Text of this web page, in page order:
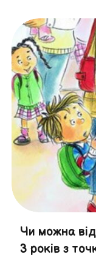
Чи можна
3 років з